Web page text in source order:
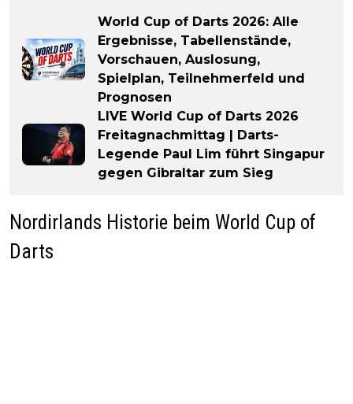
World Cup of Darts 2026: Alle
Ergebnisse, Tabellenstände,
Vorschauen, Auslosung,
Spielplan, Teilnehmerfeld und
Prognosen
LIVE World Cup of Darts 2026
Freitagnachmittag | Darts-
Legende Paul Lim führt Singapur
gegen Gibraltar zum Sieg
Nordirlands Historie beim World Cup of
Darts